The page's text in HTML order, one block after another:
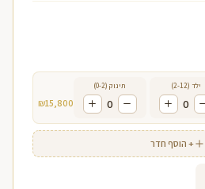
ילד (2-12)
0
תינוק (0-2)
0
₪15,800
+ הוסף חדר